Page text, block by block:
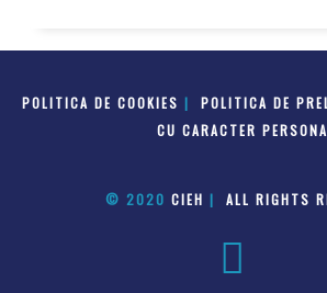
POLITICA DE COOKIES |
POLITICA DE
CU CARACTER
© 2020 CIEH | ALL RIGHTS